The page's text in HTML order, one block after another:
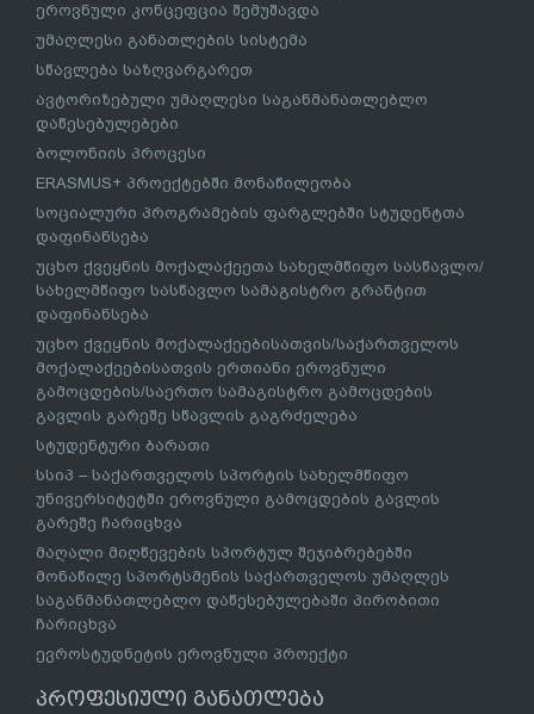
ეროვნული კონცეფცია შემუშავდა
უმაღლესი განათლების სისტემა
სწავლება საზღვარგარეთ
ავტორიზებული უმაღლესი საგანმანათლებლო
დაწესებულებები
ბოლონიის პროცესი
ERASMUS+ პროექტებში მონაწილეობა
სოციალური პროგრამების ფარგლებში სტუდენტთა
დაფინანსება
უცხო ქვეყნის მოქალაქეეთა სახელმწიფო სასწავლო/
სახელმწიფო სასწავლო სამაგისტრო გრანტით
დაფინანსება
უცხო ქვეყნის მოქალაქეებისათვის/საქართველოს
მოქალაქეებისათვის ერთიანი ეროვნული
გამოცდების/საერთო სამაგისტრო გამოცდების
გავლის გარეშე სწავლის გაგრძელება
სტუდენტური ბარათი
სსიპ – საქართველოს სპორტის სახელმწიფო
უნივერსიტეტში ეროვნული გამოცდების გავლის
გარეშე ჩარიცხვა
მაღალი მიღწევების სპორტულ შეჯიბრებებში
მონაწილე სპორტსმენის საქართველოს უმაღლეს
საგანმანათლებლო დაწესებულებაში პირობითი
ჩარიცხვა
ევროსტუდნეტის ეროვნული პროექტი
პროფესიული განათლება